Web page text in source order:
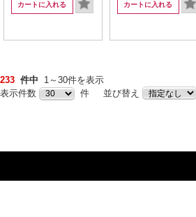
カートに入れる カートに入れる
233 件中
1～30件を表示
表示件数
件 並び替え